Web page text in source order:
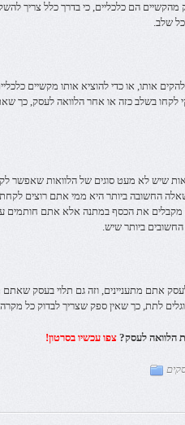
הם כלכליים, כי בדרך כלל צריך
שלב.
אותו, או כדי להוציא אותו מקשיים
לקחו בשלב כזה או אחר הלוואה לעסק, כך
שיש לא מעט סוגים של הלוואות שאפשר
החשובה ביותר היא ממי אתם רוצים
את הכסף במתנה אלא אתם חותמים
ביותר שיש.
אתם מתעניינים, וזה גם תלוי בעסק
לתת, כך שאין ספק שצריך לבדוק כל מקרה
הלוואה לעסק? צפו עכשיו בסרטון!